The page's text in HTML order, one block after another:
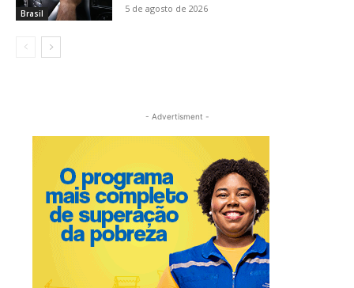
Brasil 5 de agosto de 2026
- Advertisment -